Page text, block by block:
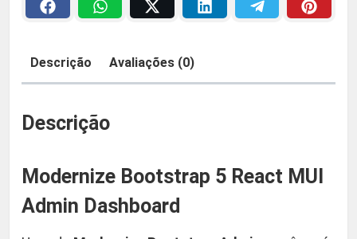
a
$
4
2
9
0
.
t
a
Descrição Avaliações (0)
Descrição
Modernize Bootstrap 5 React MUI
Admin Dashboard